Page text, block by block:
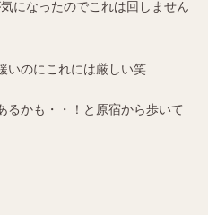
になったのでこれは回しません
いのにこれには厳しい笑
るかも・・！と原宿から歩いて